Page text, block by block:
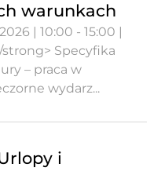
warunkach
| 10:00 - 15:00 |
strong> Specyfika
– praca w
wydarz...
i